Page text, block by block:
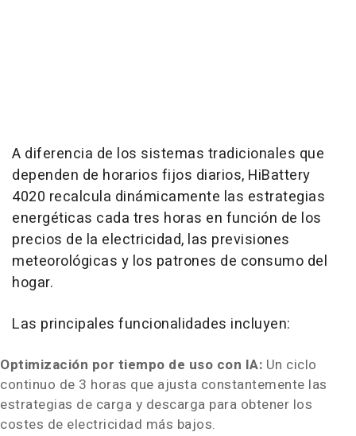
A diferencia de los sistemas tradicionales que
dependen de horarios fijos diarios, HiBattery
4020 recalcula dinámicamente las estrategias
energéticas cada tres horas en función de los
precios de la electricidad, las previsiones
meteorológicas y los patrones de consumo del
hogar.
Las principales funcionalidades incluyen:
Optimización por tiempo de uso con IA: Un ciclo
continuo de 3 horas que ajusta constantemente las
estrategias de carga y descarga para obtener los
costes de electricidad más bajos.